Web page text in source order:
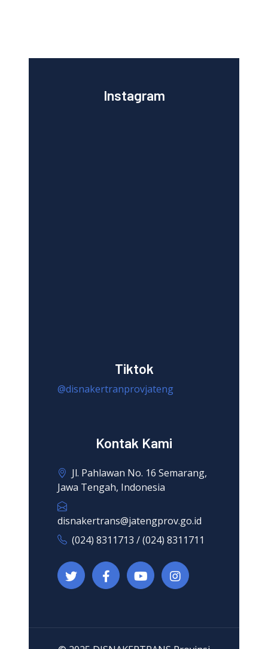
Instagram
Tiktok
@disnakertranprovjateng
Kontak Kami
Jl. Pahlawan No. 16 Semarang,
Jawa Tengah, Indonesia
disnakertrans@jatengprov.go.id
(024) 8311713 / (024) 8311711